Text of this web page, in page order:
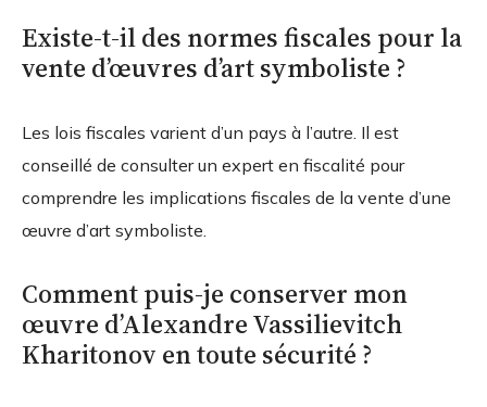
Existe-t-il des normes fiscales pour la
vente d’œuvres d’art symboliste ?
Les lois fiscales varient d’un pays à l’autre. Il est
conseillé de consulter un expert en fiscalité pour
comprendre les implications fiscales de la vente d’une
œuvre d’art symboliste.
Comment puis-je conserver mon
œuvre d’Alexandre Vassilievitch
Kharitonov en toute sécurité ?